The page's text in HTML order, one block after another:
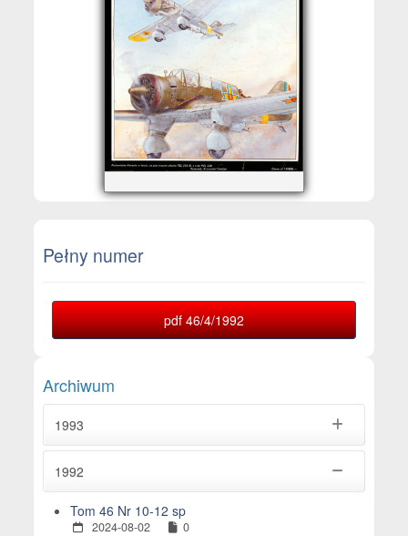
Pełny numer
pdf 46/4/1992
Archiwum
1993
1992
Tom 46 Nr 10-12 sp
2024-08-02 0